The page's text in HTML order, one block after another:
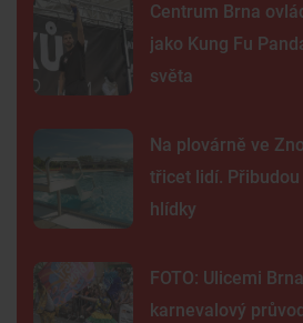
Centrum Brna
jako Kung Fu
světa
Na plovárně ve
třicet lidí.
hlídky
FOTO: Ulicemi
karnevalový